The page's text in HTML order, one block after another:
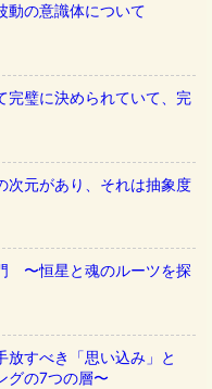
動の意識体について
完璧に決められていて、完
次元があり、それは抽象度
〜恒星と魂のルーツを探
放すべき「思い込み」と
の7つの層〜